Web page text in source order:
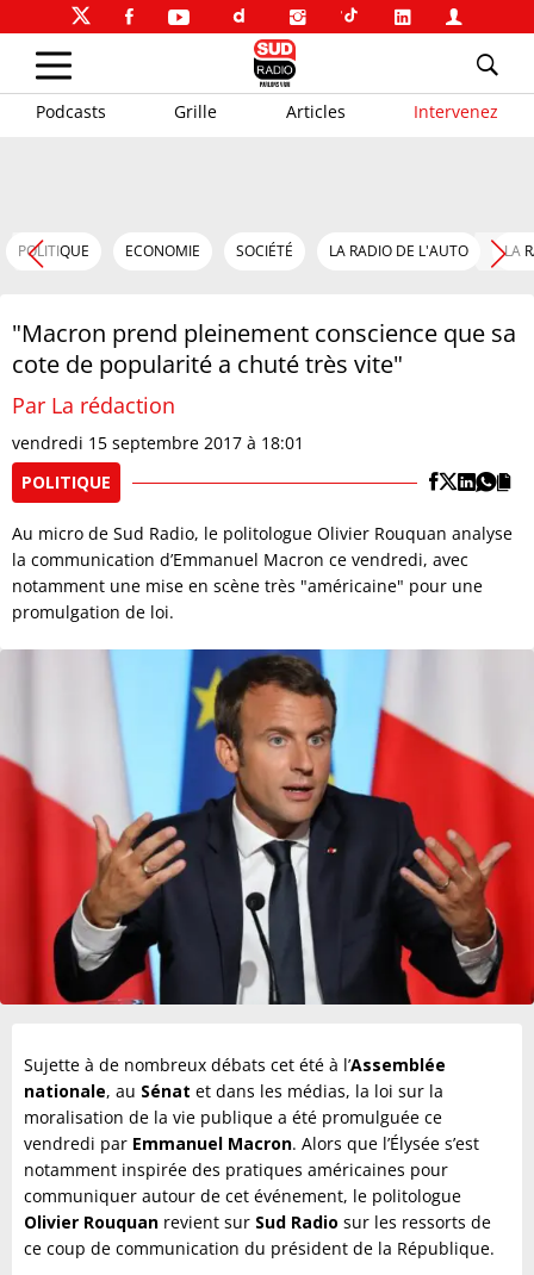
Podcasts Grille Articles Intervenez
POLITIQUE ECONOMIE SOCIÉTÉ LA RADIO DE L'AUTO LA
"Macron prend pleinement conscience que sa
cote de popularité a chuté très vite"
Par La rédaction
vendredi 15 septembre 2017 à 18:01
POLITIQUE
Au micro de Sud Radio, le politologue Olivier Rouquan analyse
la communication d’Emmanuel Macron ce vendredi, avec
notamment une mise en scène très "américaine" pour une
promulgation de loi.
Sujette à de nombreux débats cet été à l’Assemblée
nationale, au Sénat et dans les médias, la loi sur la
moralisation de la vie publique a été promulguée ce
vendredi par Emmanuel Macron. Alors que l’Élysée s’est
notamment inspirée des pratiques américaines pour
communiquer autour de cet événement, le politologue
Olivier Rouquan revient sur Sud Radio sur les ressorts de
ce coup de communication du président de la République.